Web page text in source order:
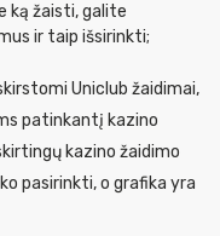
ką žaisti, galite
ir taip išsirinkti;
Uniclub žaidimai,
patinkantį kazino
kazino žaidimo
pasirinkti, o grafika yra